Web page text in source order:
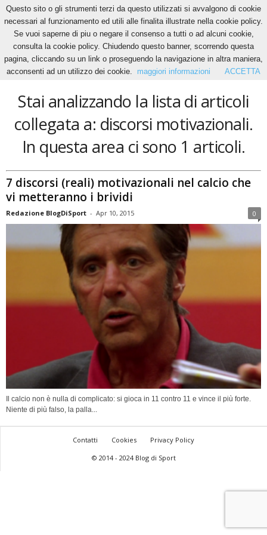
Home Tags Discorsi motivazionali
discorsi motivazionali
Stai analizzando la lista di articoli
collegata a: discorsi motivazionali.
In questa area ci sono 1 articoli.
7 discorsi (reali) motivazionali nel calcio che
vi metteranno i brividi
Redazione BlogDiSport - Apr 10, 2015 0
Il calcio non è nulla di complicato: si gioca in 11 contro 11 e vince il più forte.
Niente di più falso, la palla...
Contatti Cookies
Privacy Policy
© 2014 - 2024 Blog di Sport
Questo sito o gli strumenti terzi da questo utilizzati si avvalgono di cookie
necessari al funzionamento ed utili alle finalita illustrate nella cookie policy.
Se vuoi saperne di piu o negare il consenso a tutti o ad alcuni cookie,
consulta la cookie policy. Chiudendo questo banner, scorrendo questa
pagina, cliccando su un link o proseguendo la navigazione in altra maniera,
acconsenti ad un utilizzo dei cookie.
maggiori informazioni ACCETTA